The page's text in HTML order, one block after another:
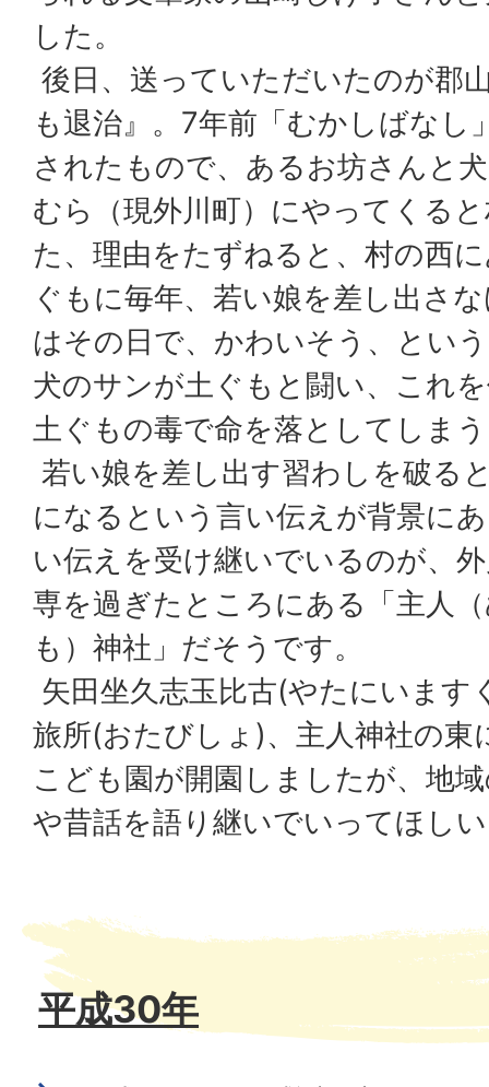
した。
後日、送っていただいたのが郡
も退治』。7年前「むかしばなし
されたもので、あるお坊さんと
むら（現外川町）にやってくる
た、理由をたずねると、村の西
ぐもに毎年、若い娘を差し出さ
はその日で、かわいそう、とい
犬のサンが土ぐもと闘い、これ
土ぐもの毒で命を落としてしま
若い娘を差し出す習わしを破る
になるという言い伝えが背景に
い伝えを受け継いでいるのが、
専を過ぎたところにある「主人
も）神社」だそうです。
矢田坐久志玉比古(やたにいます
旅所(おたびしょ)、主人神社の東
こども園が開園しましたが、地
や昔話を語り継いでいってほし
平成30年